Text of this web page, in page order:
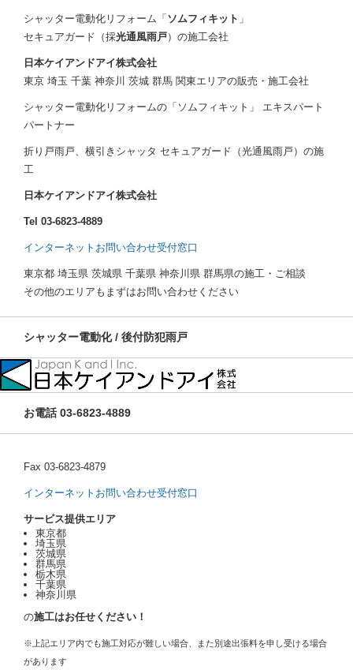
シャッター電動化リフォーム「 ソムフィキット 」
セキュアガード（採光通風雨戸）の施工会社
日本ケイアンドアイ株式会社
東京 埼玉 千葉 神奈川 茨城 群馬 関東エリアの販売・施工会社
シャッター電動化リフォームの「ソムフィキット」 エキスパート
パートナー
折り戸雨戸、横引きシャッタ セキュアガード（光通風雨戸）の施
工
日本ケイアンドアイ株式会社
Tel 03-6823-4889
インターネットお問い合わせ受付窓口
東京都 埼玉県 茨城県 千葉県 神奈川県 群馬県の施工・ご相談
その他のエリアもまずはお問い合わせください
シャッター電動化 / 後付防犯雨戸
お電話 03-6823-4889
Fax 03-6823-4879
インターネットお問い合わせ受付窓口
サービス提供エリア
東京都
埼玉県
茨城県
群馬県
栃木県
千葉県
神奈川県
の施工はお任せください！
※上記エリア内でも施工対応が難しい場合、また別途出張料を申し受ける場合
があります